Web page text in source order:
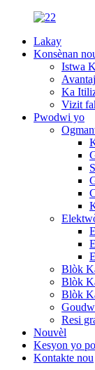
Lakay
Konsènan
Istwa
Ka
Vizit
Pwodwi yo
Blòk
Blòk
Blòk
Resi
Nouvèl
Kesyon yo
Kontakte nou